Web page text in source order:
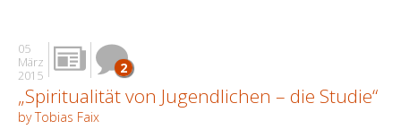
05
März
2015
2
„Spiritualität von Jugendlichen – die Studie“
by Tobias Faix